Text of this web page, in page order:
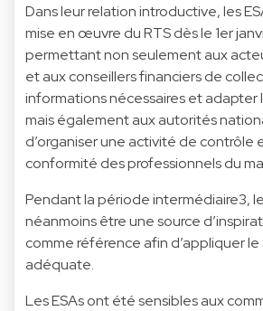
Dans leur relation introductive, les
mise en œuvre du RTS dès le 1er
permettant non seulement aux
et aux conseillers financiers de
informations nécessaires et adapter
mais également aux autorités
d’organiser une activité de contrôle
conformité des professionnels du
Pendant la période intermédiaire3,
néanmoins être une source
comme référence afin d’appliquer le
adéquate.
Les ESAs ont été sensibles aux